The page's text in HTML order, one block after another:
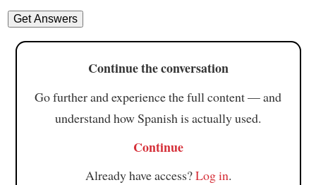
Continue the conversation
Go further and experience the full content — and
understand how Spanish is actually used.
Continue
Already have access?Log in.